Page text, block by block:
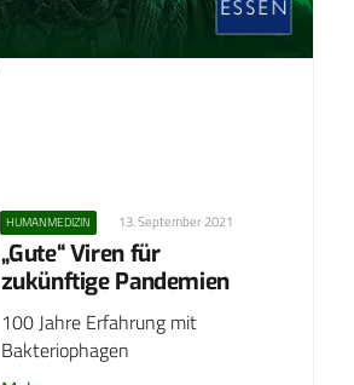
HUMANMEDIZIN 13. September 2021
„Gute“ Viren für
zukünftige Pandemien
100 Jahre Erfahrung mit
Bakteriophagen